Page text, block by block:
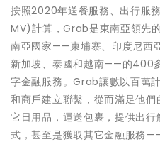
按照2020年送餐服務、出行服
MV)計算，Grab是東南亞領先
南亞國家——柬埔寨、印度尼西
新加坡、泰國和越南——的400
字金融服務。Grab讓數以百萬
和商戶建立聯繫，從而滿足他
它日用品，運送包裹，提供出
式，甚至是獲取其它金融服務